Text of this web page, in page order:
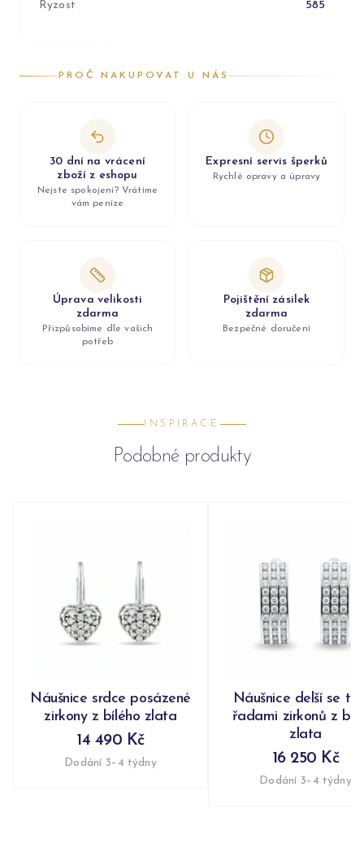
Ryzost 585
PROČ NAKUPOVAT U NÁS
30 dní na vrácení
zboží z eshopu
Nejste spokojeni? Vrátíme
vám peníze
Expresní servis šperků
Rychlé opravy a úpravy
Úprava velikosti
zdarma
Přizpůsobíme dle vašich
potřeb
Pojištění zásilek
zdarma
Bezpečné doručení
INSPIRACE
Podobné produkty
Náušnice srdce posázené
zirkony z bílého zlata
14 490 Kč
Dodání 3–4 týdny
Náušnice delší se
řadami zirkonů z
zlata
16 250 Kč
Dodání 3–4 týdny